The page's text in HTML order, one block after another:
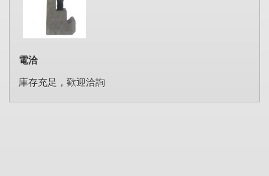
電洽
庫存充足，歡迎洽詢